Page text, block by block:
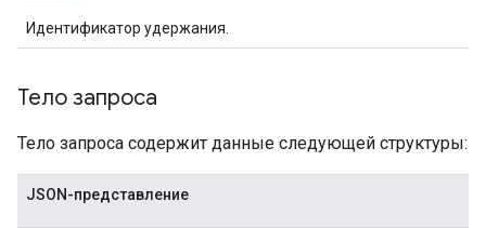
Идентификатор удержания.
Тело запроса
Тело запроса содержит данные следующей структуры:
JSON-представление